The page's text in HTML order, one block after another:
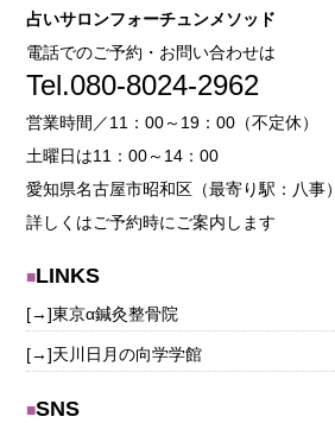
占いサロンフォーチュンメソッド
電話でのご予約・お問い合わせは
Tel.080-8024-2962
営業時間／11：00～19：00（不定休）
土曜日は11：00～14：00
愛知県名古屋市昭和区（最寄り駅：八事）
詳しくはご予約時にご案内します
LINKS
[→]東京α鍼灸整骨院
[→]天川日月の向学学館
SNS